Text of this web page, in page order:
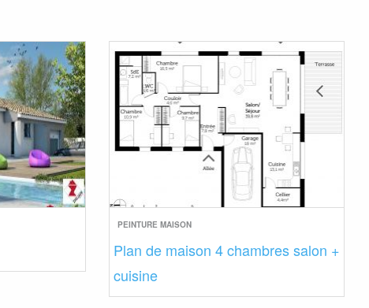
PEINTURE MAISON
Plan de maison 4 chambres salon +
cuisine